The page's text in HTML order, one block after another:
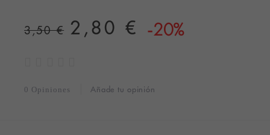
3,50 € 2,80 € -20%
0 Opiniones Añade tu opinión